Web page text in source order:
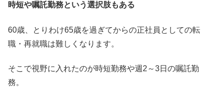
時短や嘱託勤務という選択肢もある
60歳、とりわけ65歳を過ぎてからの正社員としての転
職・再就職は難しくなります。
そこで視野に入れたのが時短勤務や週2～3日の嘱託勤
務。